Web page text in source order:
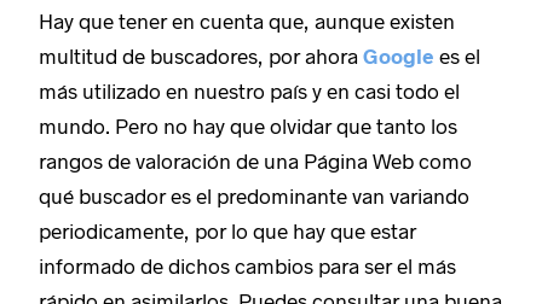
Hay que tener en cuenta que, aunque existen
multitud de buscadores, por ahoraGoogle es el
más utilizado en nuestro país y en casi todo el
mundo. Pero no hay que olvidar que tanto los
rangos de valoración de una Página Web como
qué buscador es el predominante van variando
periodicamente, por lo que hay que estar
informado de dichos cambios para ser el más